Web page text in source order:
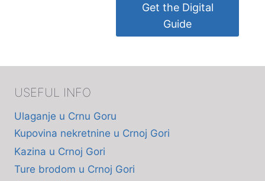
Get the Digital
Guide
USEFUL INFO
Ulaganje u Crnu Goru
Kupovina nekretnine u Crnoj Gori
Kazina u Crnoj Gori
Ture brodom u Crnoj Gori